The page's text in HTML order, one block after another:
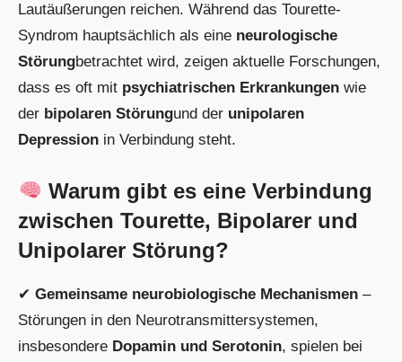
Lautäußerungen reichen. Während das Tourette-
Syndrom hauptsächlich als eine neurologische
Störungbetrachtet wird, zeigen aktuelle Forschungen,
dass es oft mit psychiatrischen Erkrankungen wie
der bipolaren Störungund der unipolaren
Depression in Verbindung steht.
Warum gibt es eine Verbindung
zwischen Tourette, Bipolarer und
Unipolarer Störung?
✔ Gemeinsame neurobiologische Mechanismen –
Störungen in den Neurotransmittersystemen,
insbesondere Dopamin und Serotonin, spielen bei